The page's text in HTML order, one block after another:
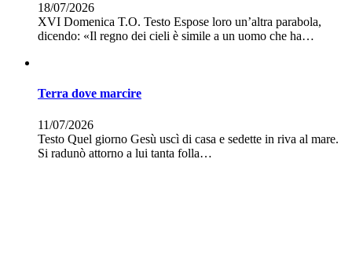
18/07/2026
XVI Domenica T.O. Testo Espose loro un’altra parabola,
dicendo: «Il regno dei cieli è simile a un uomo che ha…
Terra dove marcire
11/07/2026
Testo Quel giorno Gesù uscì di casa e sedette in riva al mare.
Si radunò attorno a lui tanta folla…